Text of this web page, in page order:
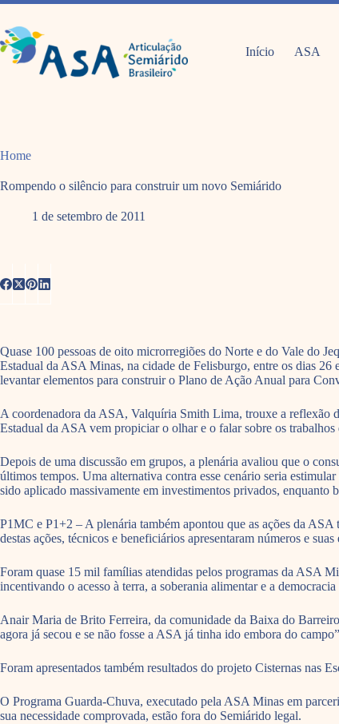
Pular
o
conteúdo
Início ASA
Home
Rompendo o silêncio para construir um novo Semiárido
1 de setembro de 2011
Quase 100 pessoas de oito microrregiões do Norte e do Vale do
Estadual da ASA Minas, na cidade de Felisburgo, entre os dias
levantar elementos para construir o Plano de Ação Anual para
A coordenadora da ASA, Valquíria Smith Lima, trouxe a reflexão
Estadual da ASA vem propiciar o olhar e o falar sobre os
Depois de uma discussão em grupos, a plenária avaliou que o
últimos tempos. Uma alternativa contra esse cenário seria
sido aplicado massivamente em investimentos privados, enquanto
P1MC e P1+2 – A plenária também apontou que as ações da
destas ações, técnicos e beneficiários apresentaram números e
Foram quase 15 mil famílias atendidas pelos programas da ASA
incentivando o acesso à terra, a soberania alimentar e a
Anair Maria de Brito Ferreira, da comunidade da Baixa do
agora já secou e se não fosse a ASA já tinha ido embora do
Foram apresentados também resultados do projeto Cisternas nas
O Programa Guarda-Chuva, executado pela ASA Minas em
sua necessidade comprovada, estão fora do Semiárido legal.